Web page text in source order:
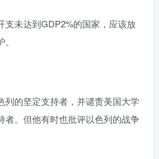
支未达到GDP2%的国家，应该放
列的坚定支持者，并谴责美国大学
者。但他有时也批评以色列的战争